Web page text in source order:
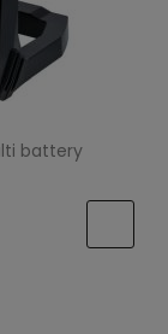
battery